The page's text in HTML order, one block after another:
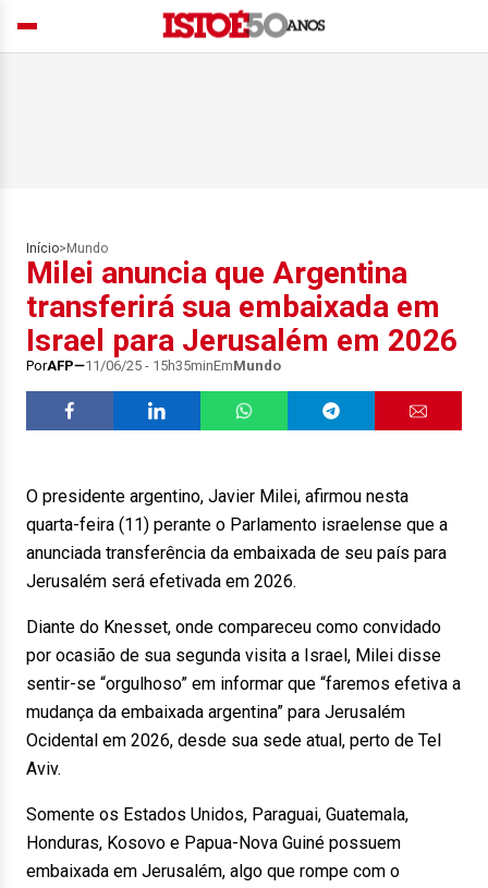
Início> Mundo
Milei anuncia que Argentina
transferirá sua embaixada em
Israel para Jerusalém em 2026
PorAFP 11/06/25 - 15h35minEmMundo
O presidente argentino, Javier Milei, afirmou nesta
quarta-feira (11) perante o Parlamento israelense que a
anunciada transferência da embaixada de seu país para
Jerusalém será efetivada em 2026.
Diante do Knesset, onde compareceu como convidado
por ocasião de sua segunda visita a Israel, Milei disse
sentir-se “orgulhoso” em informar que “faremos efetiva a
mudança da embaixada argentina” para Jerusalém
Ocidental em 2026, desde sua sede atual, perto de Tel
Aviv.
Somente os Estados Unidos, Paraguai, Guatemala,
Honduras, Kosovo e Papua-Nova Guiné possuem
embaixada em Jerusalém, algo que rompe com o